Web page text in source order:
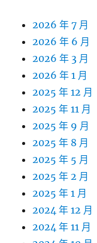
2026 年 7 月
2026 年 6 月
2026 年 3 月
2026 年 1 月
2025 年 12 月
2025 年 11 月
2025 年 9 月
2025 年 8 月
2025 年 5 月
2025 年 2 月
2025 年 1 月
2024 年 12 月
2024 年 11 月